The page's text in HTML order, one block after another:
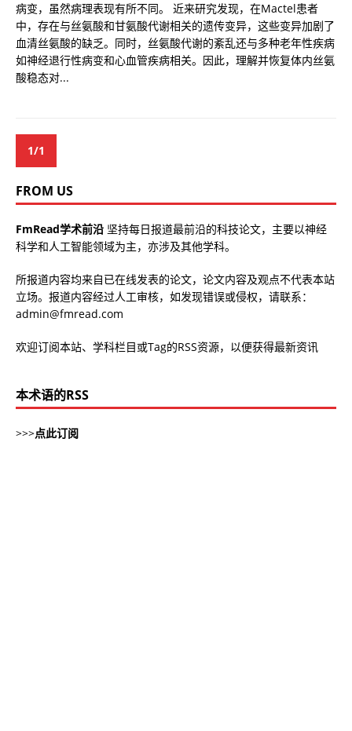
病变，虽然病理表现有所不同。 近来研究发现，在Mactel患者
中，存在与丝氨酸和甘氨酸代谢相关的遗传变异，这些变异加剧了
血清丝氨酸的缺乏。同时，丝氨酸代谢的紊乱还与多种老年性疾病
如神经退行性病变和心血管疾病相关。因此，理解并恢复体内丝氨
酸稳态对...
1/1
FROM US
FmRead学术前沿 坚持每日报道最前沿的科技论文，主要以神经
科学和人工智能领域为主，亦涉及其他学科。
所报道内容均来自已在线发表的论文，论文内容及观点不代表本站
立场。报道内容经过人工审核，如发现错误或侵权，请联系：
admin@fmread.com
欢迎订阅本站、学科栏目或Tag的RSS资源，以便获得最新资讯
本术语的RSS
>>>点此订阅